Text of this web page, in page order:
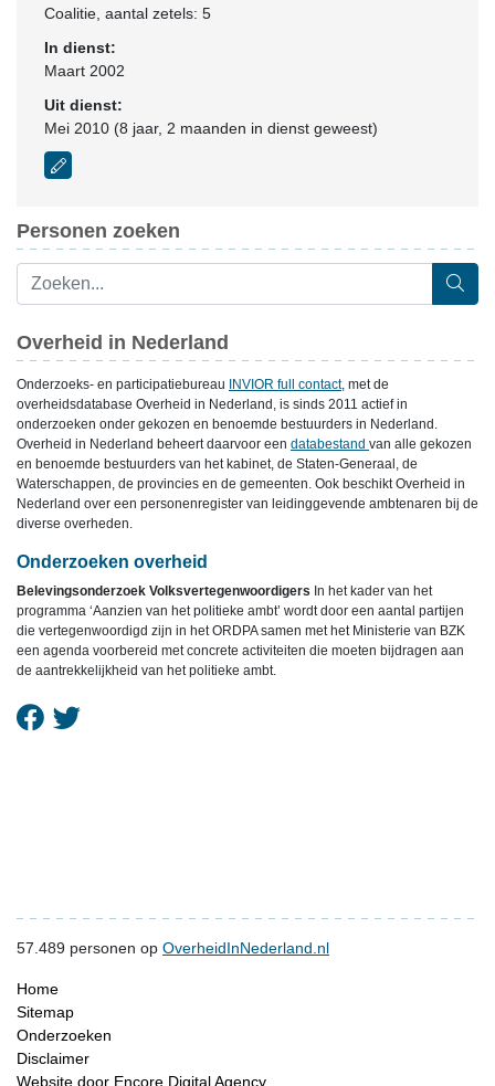
Coalitie , aantal zetels: 5
In dienst:
Maart 2002
Uit dienst:
Mei 2010 (8 jaar, 2 maanden in dienst geweest)
Personen zoeken
Overheid in Nederland
Onderzoeks- en participatiebureau INVIOR full contact, met de
overheidsdatabase Overheid in Nederland, is sinds 2011 actief in
onderzoeken onder gekozen en benoemde bestuurders in Nederland.
Overheid in Nederland beheert daarvoor een databestand van alle gekozen
en benoemde bestuurders van het kabinet, de Staten-Generaal, de
Waterschappen, de provincies en de gemeenten. Ook beschikt Overheid in
Nederland over een personenregister van leidinggevende ambtenaren bij de
diverse overheden.
Onderzoeken overheid
Belevingsonderzoek Volksvertegenwoordigers In het kader van het
programma ‘Aanzien van het politieke ambt’ wordt door een aantal partijen
die vertegenwoordigd zijn in het ORDPA samen met het Ministerie van BZK
een agenda voorbereid met concrete activiteiten die moeten bijdragen aan
de aantrekkelijkheid van het politieke ambt.
57.489 personen op OverheidInNederland.nl
Home
Sitemap
Onderzoeken
Disclaimer
Website door Encore Digital Agency